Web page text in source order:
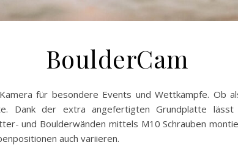
BoulderCam
für besondere Events und Wettkämpfe. Ob
Dank der extra angefertigten Grundplatte lässt
und Boulderwänden mittels M10 Schrauben
auch variieren.